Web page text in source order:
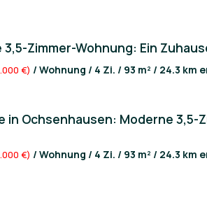
Zimmer-Wohnung: Ein
€) / Wohnung / 4 Zi. / 93 m² / 24.3 km
in Ochsenhausen: Moderne
€) / Wohnung / 4 Zi. / 93 m² / 24.3 km